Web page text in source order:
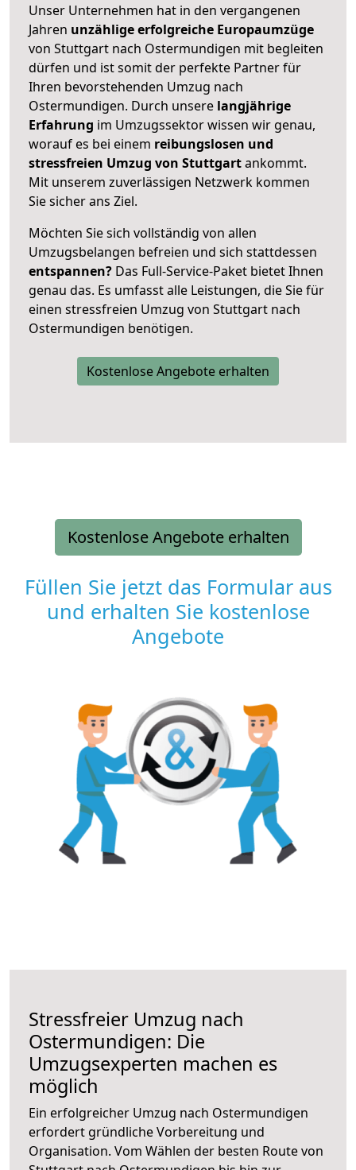
Unser Unternehmen hat in den vergangenen
Jahren unzählige erfolgreiche Europaumzüge
von Stuttgart nach Ostermundigen mit begleiten
dürfen und ist somit der perfekte Partner für
Ihren bevorstehenden Umzug nach
Ostermundigen. Durch unsere langjährige
Erfahrung im Umzugssektor wissen wir genau,
worauf es bei einem reibungslosen und
stressfreien Umzug von Stuttgartankommt.
Mit unserem zuverlässigen Netzwerk kommen
Sie sicher ans Ziel.
Möchten Sie sich vollständig von allen
Umzugsbelangen befreien und sich stattdessen
entspannen? Das Full-Service-Paket bietet Ihnen
genau das. Es umfasst alle Leistungen, die Sie für
einen stressfreien Umzug von Stuttgart nach
Ostermundigen benötigen.
Kostenlose Angebote erhalten
Kostenlose Angebote erhalten
Füllen Sie jetzt das Formular aus
und erhalten Sie kostenlose
Angebote
Stressfreier Umzug nach
Ostermundigen: Die
Umzugsexperten machen es
möglich
Ein erfolgreicher Umzug nach Ostermundigen
erfordert gründliche Vorbereitung und
Organisation. Vom Wählen der besten Route von